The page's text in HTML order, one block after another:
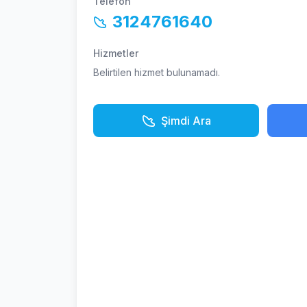
3124761640
Hizmetler
Belirtilen hizmet bulunamadı.
Şimdi Ara